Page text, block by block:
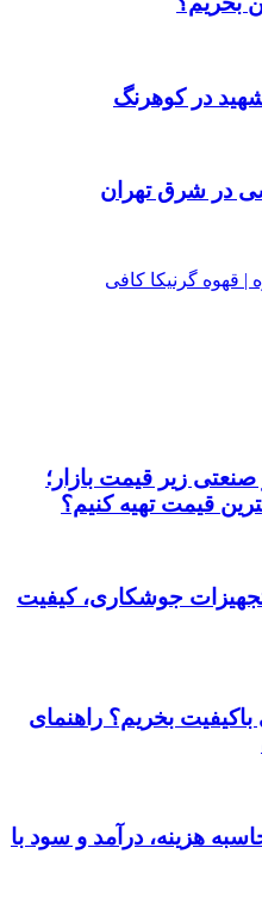
بخریم؟ راهنمای
هزینه، درآمد و سود با
رمان بدون حذفیات
بخریم؟
برای شناسایی
بروکر لایت فایننس (LiteFinance) چیست و چرا
از کجا بفهمیم کانال‌های هوا نشتی دارند؟ ۸ نشانه
بدون ثبت شرکت
و شرکت‌های بزرگ همکاری